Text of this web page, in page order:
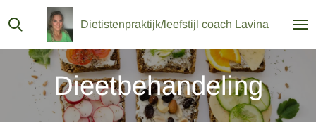
Ga
direct
naar
hoofdinhoud
Dietistenpraktijk/leefstijl coach Lavina
Dieetbehandeling